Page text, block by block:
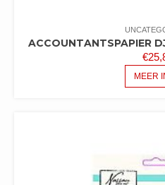
ACCOUNTANTSPAPIER
€
MEER